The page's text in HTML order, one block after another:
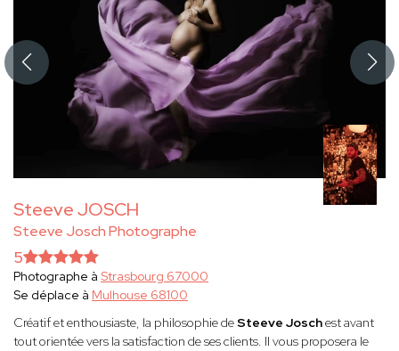
Steeve JOSCH
Steeve Josch Photographe
5
Photographe à Strasbourg 67000
Se déplace à Mulhouse 68100
Créatif et enthousiaste, la philosophiedeSteeve Joschest avant
tout orientée vers la satisfaction de ses clients. Il vous proposera le